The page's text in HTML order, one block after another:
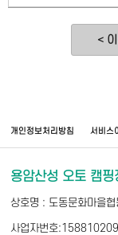
<
개인정보처리방침 서비스
용암산성 오토 캠핑
상호명 : 도동문화마을협
사업자번호